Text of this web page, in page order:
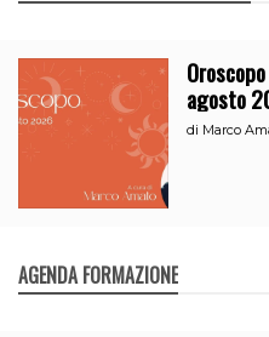
agosto
di Marco
AGENDA FORMAZIONE